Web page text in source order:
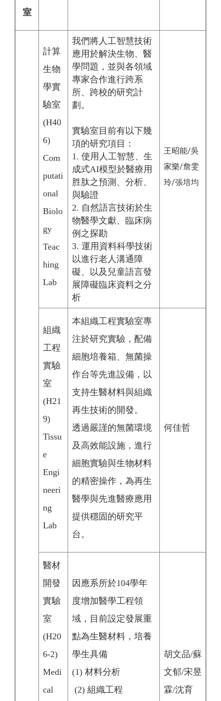
室
計算
生物
學實
驗室
(H40
6)
Com
putati
onal
Biolo
gy
Teac
hing
Lab
我們將人工智慧技術
應用於解決生物、醫
學問題，並與各領域
專家合作進行跨系
所、跨校的研究計
劃。
實驗室目前有以下幾
項的研究項目：
1. 使用人工智慧、生
成式AI模型於醫療用
胜肽之預測、分析、
與驗證
2. 自然語言技術於生
物醫學文獻、臨床病
例之探勘
3. 運用資料科學技術
以進行老人溝通障
礙、以及兒童語言發
展障礙臨床資料之分
析
王昭能/吳
家樂/詹雯
玲/張培均
組織
工程
實驗
室
(H21
9)
Tissu
e
Engi
neeri
ng
Lab
本組織工程實驗室專
注於研究實驗，配備
細胞培養箱、無菌操
作台等先進設備，以
支持生醫材料與組織
再生技術的開發。
透過嚴謹的無菌環境
及高效能設施，進行
細胞實驗與生物材料
的精密操作，為再生
醫學與先進醫療應用
提供穩固的研究平
台。
何佳哲
醫材
開發
實驗
室
(H20
6-2)
Medi
cal
因應系所於104學年
度增加醫學工程領
域，目前設定發展重
點為生醫材料，培養
學生具備
(1) 材料分析
(2) 組織工程
胡文品/蘇
文郁/宋昱
霖/沈育